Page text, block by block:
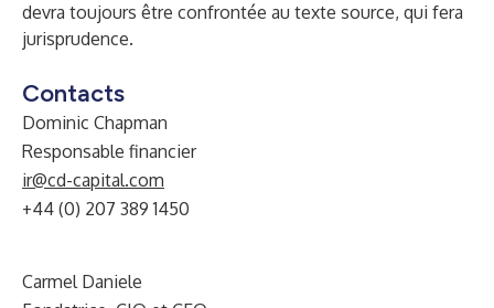
devra toujours être confrontée au texte source, qui fera
jurisprudence.
Contacts
Dominic Chapman
Responsable financier
ir@cd-capital.com
+44 (0) 207 389 1450
Carmel Daniele